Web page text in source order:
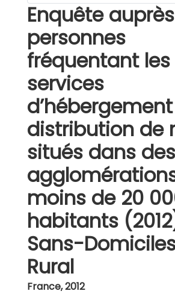
Enquête
personnes
fréquentant les
services
distribution de
situés dans des
moins de 20
habitants
Sans-
Rural
France,2012